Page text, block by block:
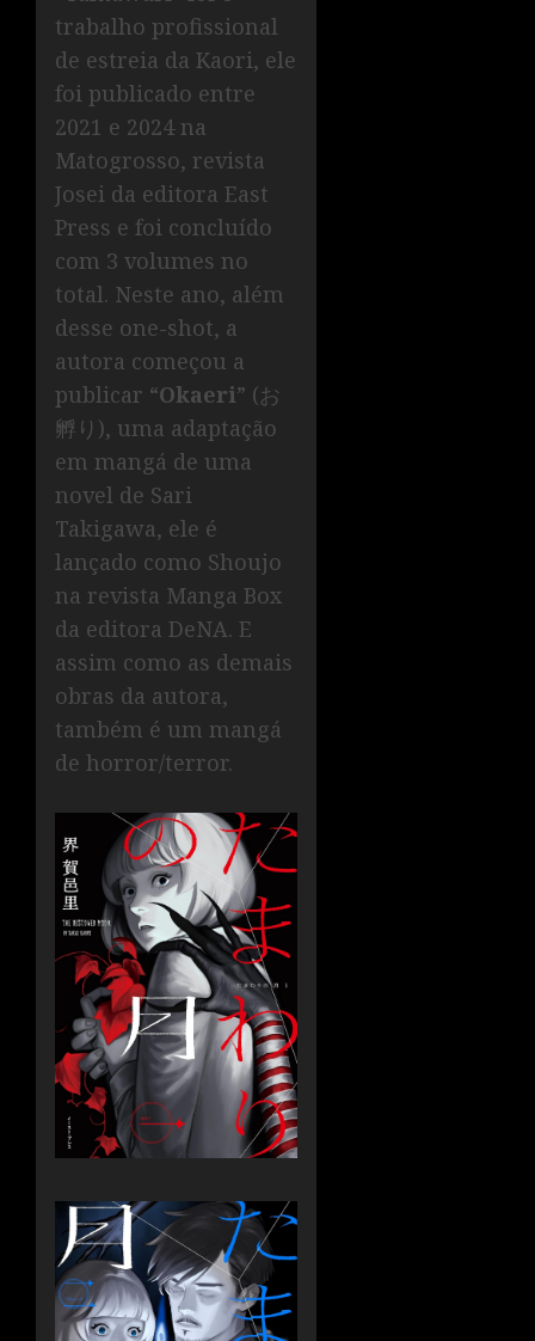
trabalho profissional
de estreia da Kaori, ele
foi publicado entre
2021 e 2024 na
Matogrosso, revista
Josei da editora East
Press e foi concluído
com 3 volumes no
total. Neste ano, além
desse one-shot, a
autora começou a
publicar “Okaeri” (お
孵り), uma adaptação
em mangá de uma
novel de Sari
Takigawa, ele é
lançado como Shoujo
na revista Manga Box
da editora DeNA. E
assim como as demais
obras da autora,
também é um mangá
de horror/terror.